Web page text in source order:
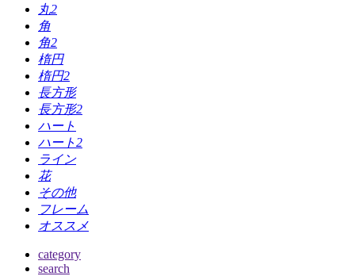
丸2
角
角2
楕円
楕円2
長方形
長方形2
ハート
ハート2
ライン
花
その他
フレーム
オススメ
category
search